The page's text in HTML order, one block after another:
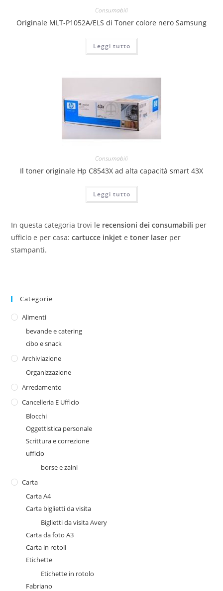
Consumabili
Originale MLT-P1052A/ELS di Toner colore nero Samsung
Leggi tutto
Consumabili
Il toner originale Hp C8543X ad alta capacità smart 43X
Leggi tutto
In questa categoria trovi le recensioni dei consumabili per
ufficio e per casa:cartucce inkjet etoner laser per
stampanti.
Categorie
Alimenti
bevande e catering
cibo e snack
Archiviazione
Organizzazione
Arredamento
Cancelleria E Ufficio
Blocchi
Oggettistica personale
Scrittura e correzione
ufficio
borse e zaini
Carta
Carta A4
Carta biglietti da visita
Biglietti da visita Avery
Carta da foto A3
Carta in rotoli
Etichette
Etichette in rotolo
Fabriano